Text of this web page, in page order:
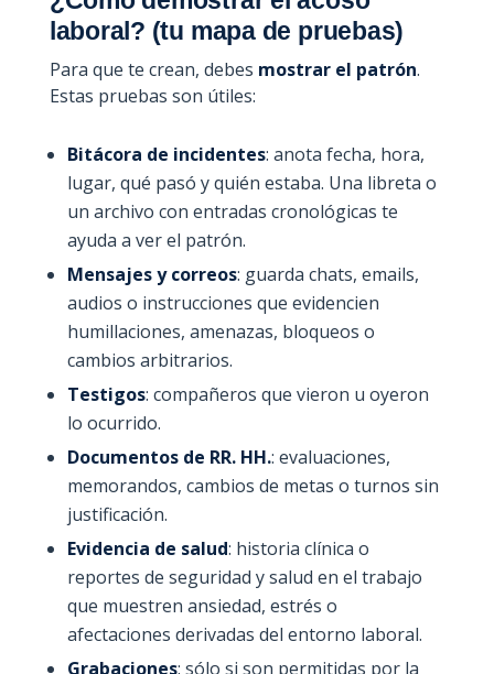
laboral? (tu mapa de pruebas)
Para que te crean, debes mostrar el patrón.
Estas pruebas son útiles:
Bitácora de incidentes: anota fecha, hora,
lugar, qué pasó y quién estaba. Una libreta o
un archivo con entradas cronológicas te
ayuda a ver el patrón.
Mensajes y correos: guarda chats, emails,
audios o instrucciones que evidencien
humillaciones, amenazas, bloqueos o
cambios arbitrarios.
Testigos: compañeros que vieron u oyeron
lo ocurrido.
Documentos de RR. HH.: evaluaciones,
memorandos, cambios de metas o turnos sin
justificación.
Evidencia de salud: historia clínica o
reportes de seguridad y salud en el trabajo
que muestren ansiedad, estrés o
afectaciones derivadas del entorno laboral.
Grabaciones: sólo si son permitidas por la